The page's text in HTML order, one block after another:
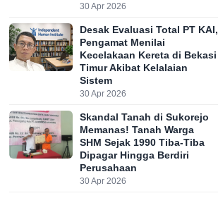
30 Apr 2026
Desak Evaluasi Total PT KAI,
Pengamat Menilai
Kecelakaan Kereta di Bekasi
Timur Akibat Kelalaian
Sistem
30 Apr 2026
Skandal Tanah di Sukorejo
Memanas! Tanah Warga
SHM Sejak 1990 Tiba-Tiba
Dipagar Hingga Berdiri
Perusahaan
30 Apr 2026